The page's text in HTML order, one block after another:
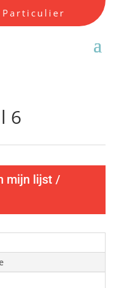
Particulier
6
mijn lijst /